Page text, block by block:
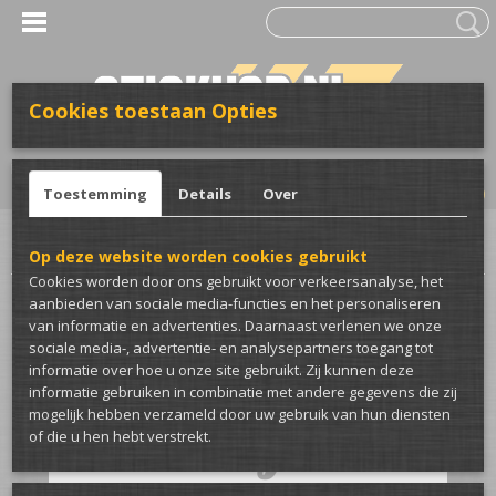
Inloggen Registreren
(0)
Home >Club merch>CrazyBugs> CrazyBugs sticker
Cookies toestaan Opties
Toestemming Details Over
Op deze website worden cookies gebruikt
Cookies worden door ons gebruikt voor verkeersanalyse, het
aanbieden van sociale media-functies en het personaliseren
van informatie en advertenties. Daarnaast verlenen we onze
sociale media-, advertentie- en analysepartners toegang tot
informatie over hoe u onze site gebruikt. Zij kunnen deze
informatie gebruiken in combinatie met andere gegevens die zij
mogelijk hebben verzameld door uw gebruik van hun diensten
of die u hen hebt verstrekt.